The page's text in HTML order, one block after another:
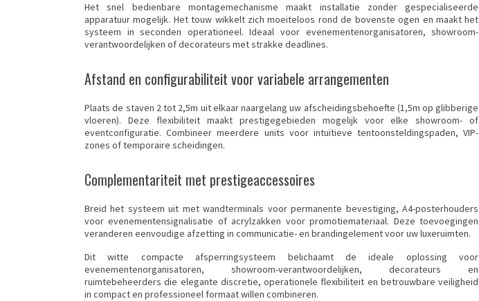
Het snel bedienbare montagemechanisme maakt installatie zonder gespecialiseerde
apparatuur mogelijk. Het touw wikkelt zich moeiteloos rond de bovenste ogen en maakt het
systeem in seconden operationeel. Ideaal voor evenementenorganisatoren, showroom-
verantwoordelijken of decorateurs met strakke deadlines.
Afstand en configurabiliteit voor variabele arrangementen
Plaats de staven 2 tot 2,5m uit elkaar naargelang uw afscheidingsbehoefte (1,5m op glibberige
vloeren). Deze flexibiliteit maakt prestigegebieden mogelijk voor elke showroom- of
eventconfiguratie. Combineer meerdere units voor intuïtieve tentoonsteldingspaden, VIP-
zones of temporaire scheidingen.
Complementariteit met prestigeaccessoires
Breid het systeem uit met wandterminals voor permanente bevestiging, A4-posterhouders
voor evenementensignalisatie of acrylzakken voor promotiemateriaal. Deze toevoegingen
veranderen eenvoudige afzetting in communicatie- en brandingelement voor uw luxeruimten.
Dit witte compacte afsperringsysteem belichaamt de ideale oplossing voor
evenementenorganisatoren, showroom-verantwoordelijken, decorateurs en
ruimtebeheerders die elegante discretie, operationele flexibiliteit en betrouwbare veiligheid
in compact en professioneel formaat willen combineren.